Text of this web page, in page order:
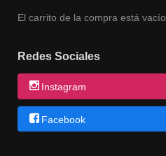
El carrito de la compra está vacío
Redes Sociales
Instagram
Facebook